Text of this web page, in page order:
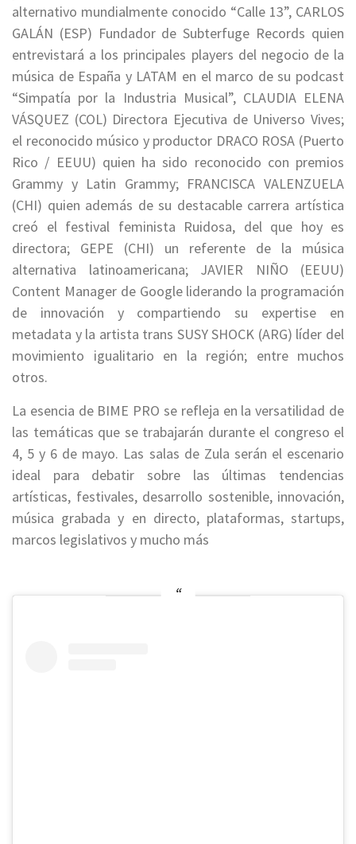
alternativo mundialmente conocido “Calle 13”, CARLOS
GALÁN (ESP) Fundador de Subterfuge Records quien
entrevistará a los principales players del negocio de la
música de España y LATAM en el marco de su podcast
“Simpatía por la Industria Musical”, CLAUDIA ELENA
VÁSQUEZ (COL) Directora Ejecutiva de Universo Vives;
el reconocido músico y productor DRACO ROSA (Puerto
Rico / EEUU) quien ha sido reconocido con premios
Grammy y Latin Grammy; FRANCISCA VALENZUELA
(CHI) quien además de su destacable carrera artística
creó el festival feminista Ruidosa, del que hoy es
directora; GEPE (CHI) un referente de la música
alternativa latinoamericana; JAVIER NIÑO (EEUU)
Content Manager de Google liderando la programación
de innovación y compartiendo su expertise en
metadata y la artista trans SUSY SHOCK (ARG) líder del
movimiento igualitario en la región; entre muchos
otros.
La esencia de BIME PRO se refleja en la versatilidad de
las temáticas que se trabajarán durante el congreso el
4, 5 y 6 de mayo. Las salas de Zula serán el escenario
ideal para debatir sobre las últimas tendencias
artísticas, festivales, desarrollo sostenible, innovación,
música grabada y en directo, plataformas, startups,
marcos legislativos y mucho más